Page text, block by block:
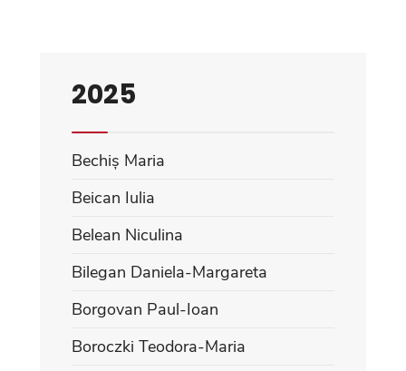
2025
Bechiș Maria
Beican Iulia
Belean Niculina
Bilegan Daniela-Margareta
Borgovan Paul-Ioan
Boroczki Teodora-Maria